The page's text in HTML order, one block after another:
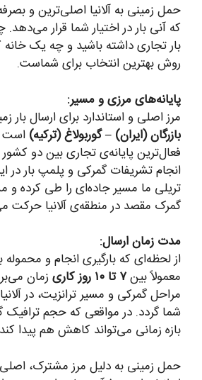
حمل زمینی به آلانیا اصلی‌ترین و
که آنی بار در اختیار شما قرار
بار تجاری داشته باشید و چه یک خانه
روش بهترین انتخاب برای شماست.
پایانه‌های مرزی و مسیر:
مرز اصلی و استاندارد برای ارسال بار
بازرگان (ایران) – گوربولاغ (ترکیه) است
فعال‌ترین پایانه‌ی تجاری بین دو
انجام تشریفات گمرکی و پلمپ بار در
تریلی ما مسیر جاده‌ای را طی کرده
گمرک مقصد در منطقه‌ی آلانیا حرکت
مدت زمان ارسال:
از لحظه‌ای که بارگیری انجام و
معمولاً بین۷ تا ۱۰ روز کاری
زمان
مراحل گمرکی و مسیر ترانزیت، در
شما گردد. در مواقعی که حجم ترافیک
بازه زمانی می‌تواند کاهش هم پیدا
حمل زمینی به دلیل مرز مشترک،